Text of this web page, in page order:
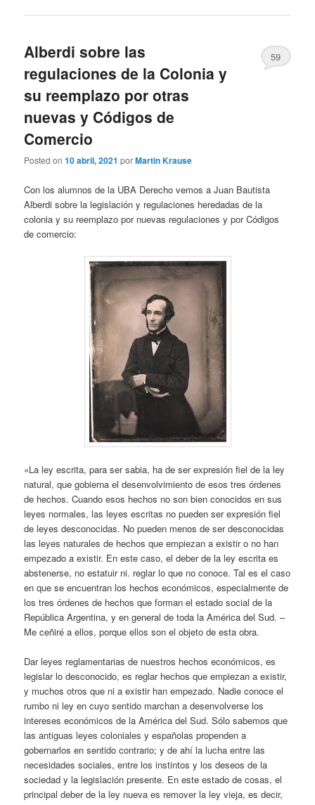
Alberdi sobre las
regulaciones de la Colonia y
su reemplazo por otras
nuevas y Códigos de
Comercio
Posted on10 abril, 2021 porMartin Krause
59
Con los alumnos de la UBA Derecho vemos a Juan Bautista
Alberdi sobre la legislación y regulaciones heredadas de la
colonia y su reemplazo por nuevas regulaciones y por Códigos
de comercio:
«La ley escrita, para ser sabia, ha de ser expresión fiel de la ley
natural, que gobierna el desenvolvimiento de esos tres órdenes
de hechos. Cuando esos hechos no son bien conocidos en sus
leyes normales, las leyes escritas no pueden ser expresión fiel
de leyes desconocidas. No pueden menos de ser desconocidas
las leyes naturales de hechos que empiezan a existir o no han
empezado a existir. En este caso, el deber de la ley escrita es
abstenerse, no estatuir ni. reglar lo que no conoce. Tal es el caso
en que se encuentran los hechos económicos, especialmente de
los tres órdenes de hechos que forman el estado social de la
República Argentina, y en general de toda la América del Sud. –
Me ceñiré a ellos, porque ellos son el objeto de esta obra.
Dar leyes reglamentarias de nuestros hechos económicos, es
legislar lo desconocido, es reglar hechos que empiezan a existir,
y muchos otros que ni a existir han empezado. Nadie conoce el
rumbo ni ley en cuyo sentido marchan a desenvolverse los
intereses económicos de la América del Sud. Sólo sabemos que
las antiguas leyes coloniales y españolas propenden a
gobernarlos en sentido contrario; y de ahí la lucha entre las
necesidades sociales, entre los instintos y los deseos de la
sociedad y la legislación presente. En este estado de cosas, el
principal deber de la ley nueva es remover la ley vieja, es decir,